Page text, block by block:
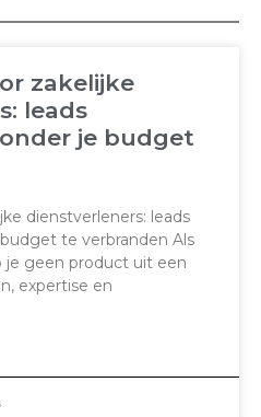
zakelijke
leads
je budget
dienstverleners: leads
te verbranden Als
je geen product uit een
expertise en